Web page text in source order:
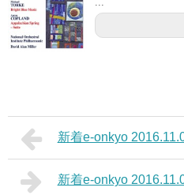
新着e-onkyo
新着e-onkyo